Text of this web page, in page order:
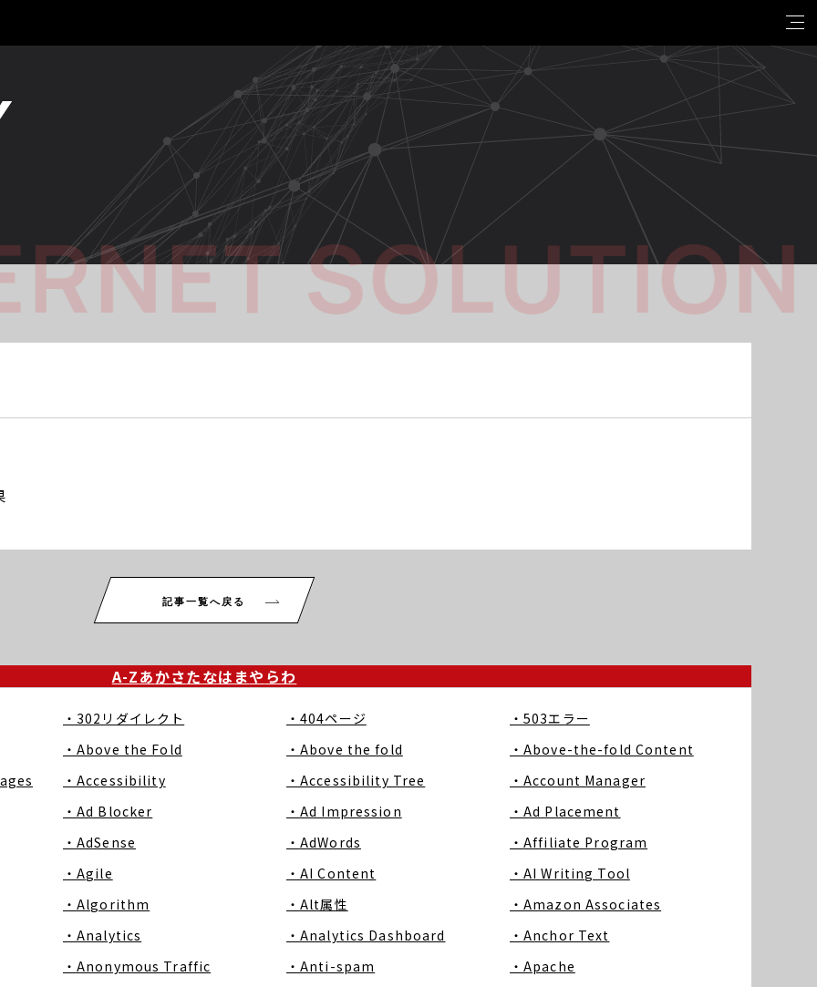
SOLUTION
記事一覧へ戻る
A-Zあかさたなは まや らわ
・302リダイレクト ・404ページ
・503エラー
・Above the Fold
・Above the fold
・Above-the-fold Content
・Accessibility ・Accessibility Tree
・Account Manager
・Ad Blocker
・Ad Impression
・Ad Placement
・AdSense
・AdWords
・Affiliate Program
・Agile
・AI Content
・AI Writing Tool
・Algorithm
・Alt属性
・Amazon Associates
・Analytics
・Analytics Dashboard
・Anchor Text
・Anonymous Traffic
・Anti-spam
・Apache